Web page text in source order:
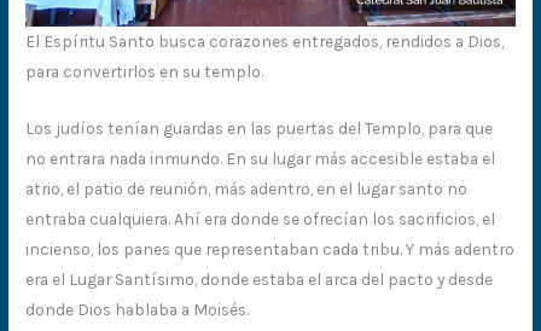
El Espíritu Santo busca corazones entregados, rendidos a Dios,
para convertirlos en su templo.
Los judíos tenían guardas en las puertas del Templo, para que
no entrara nada inmundo. En su lugar más accesible estaba el
atrio, el patio de reunión, más adentro, en el lugar santo no
entraba cualquiera. Ahí era donde se ofrecían los sacrificios, el
incienso, los panes que representaban cada tribu. Y más adentro
era el Lugar Santísimo, donde estaba el arca del pacto y desde
donde Dios hablaba a Moisés.